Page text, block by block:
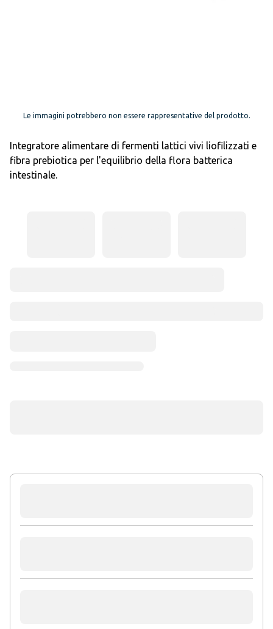
Le immagini potrebbero non essere rappresentative del prodotto.
Integratore alimentare di fermenti lattici vivi liofilizzati e
fibra prebiotica per l'equilibrio della flora batterica
intestinale.